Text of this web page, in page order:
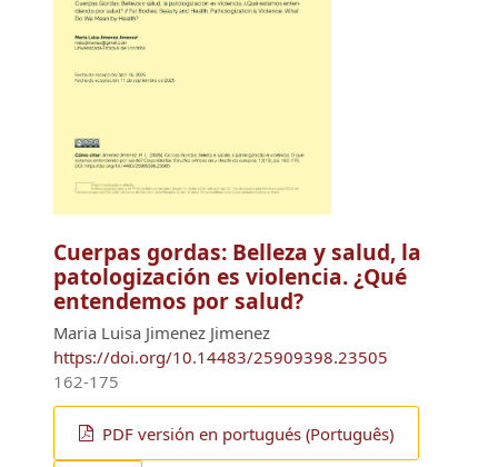
Cuerpas gordas: Belleza y salud, la
patologización es violencia. ¿Qué
entendemos por salud?
Maria Luisa Jimenez Jimenez
https://doi.org/10.14483/25909398.23505
PDF versión en portugués (Português)